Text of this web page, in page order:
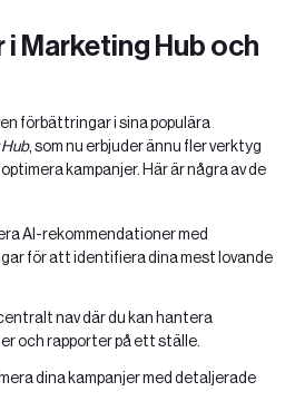
i Marketing Hub och
förbättringar i sina populära
, som nu erbjuder ännu fler verktyg
kampanjer. Här är några av de
AI-rekommendationer med
för att identifiera dina mest lovande
nav där du kan hantera
och rapporter på ett ställe.
dina kampanjer med detaljerade